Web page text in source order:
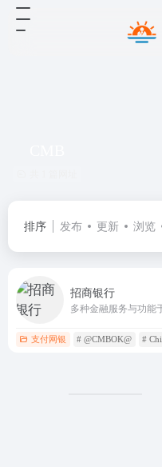
排序 发布 更新 浏览
招商银行
多种金融服务与功能
支付网银 # @CMBOK@ #